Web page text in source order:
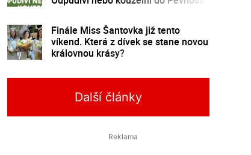
Finále Miss Šantovka již tento
víkend. Která z dívek se stane novou
královnou krásy?
Další články